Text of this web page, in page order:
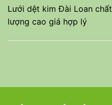
Lưới dệt kim Đài Loan chất
lượng cao giá hợp lý